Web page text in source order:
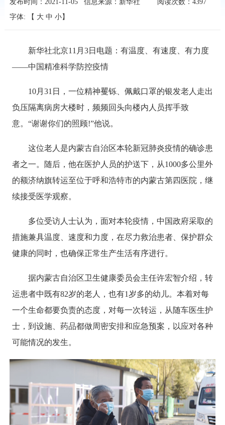
发布时间：2021-11-05 信息来源：新华社 阅读次数： 4397
字体: 【 大 中 小】
新华社北京11月3日电题：有温度、有速度、有力度
——中国精准科学防控疫情
10月31日，一位精神矍铄、佩戴口罩的银发老人走出
负压隔离病房大楼时，频频回头向楼内人员挥手致
意。“谢谢你们的照顾!”他说。
这位老人是内蒙古自治区本轮新冠肺炎疫情的确诊患
者之一。随后，他在医护人员的护送下，从1000多公里外
的额济纳旗转运至位于呼和浩特市的内蒙古第四医院，继
续接受医学观察。
多位受访人士认为，面对本轮疫情，中国政府采取的
措施兼具温度、速度和力度，在尽力救治患者、保护群众
健康的同时，也确保正常生产生活有序进行。
据内蒙古自治区卫生健康委员会主任许宏智介绍，转
运患者中既有82岁的老人，也有1岁多的幼儿。本着对每
一个生命都要负责的态度，对每一次转运，从随车医生护
士，到设施、药品都做周密安排和应急预案，以应对各种
可能情况的发生。